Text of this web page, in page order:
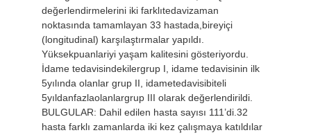
değerlendirmelerini iki farklıtedavizaman
noktasında tamamlayan 33 hastada,bireyiçi
(longitudinal) karşılaştırmalar yapıldı.
Yüksekpuanlariyi yaşam kalitesini gösteriyordu.
İdame tedavisindekilergrup I, idame tedavisinin ilk
5yılında olanlar grup II, idametedavisibiteli
5yıldanfazlaolanlargrup III olarak değerlendirildi.
BULGULAR: Dahil edilen hasta sayısı 111’di.32
hasta farklı zamanlarda iki kez çalışmaya katıldılar